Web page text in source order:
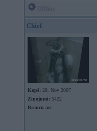
Chief
Kopš: 28. Nov 2007
Ziņojumi: 5422
Braucu ar: